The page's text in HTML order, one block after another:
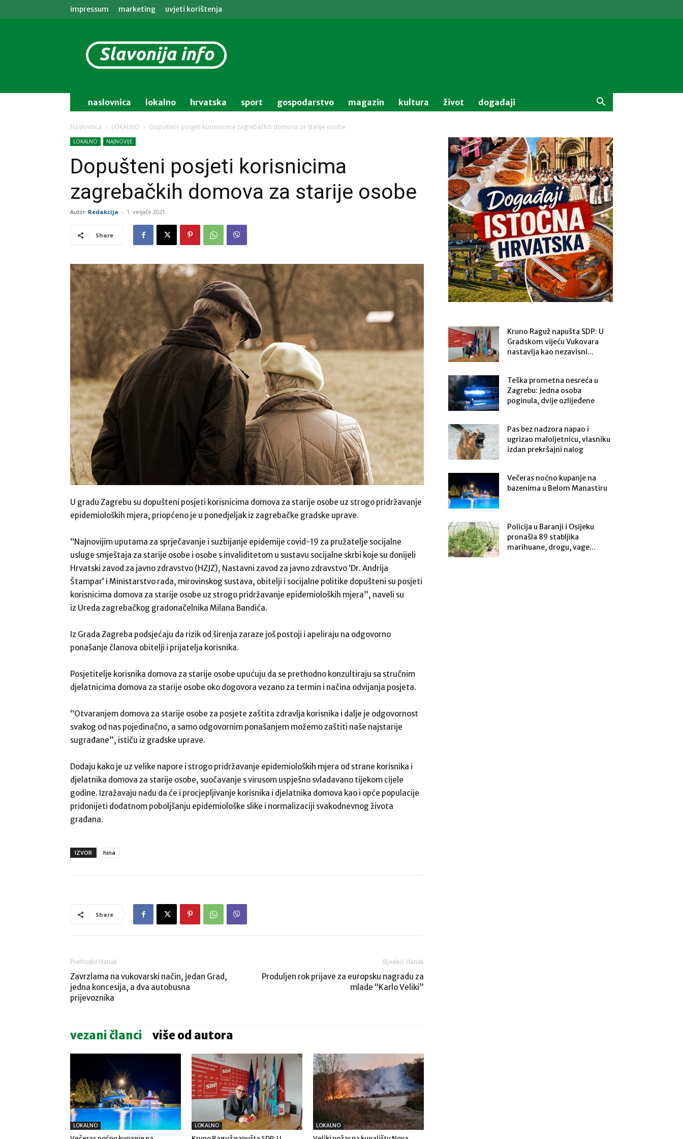
impressum marketing uvjeti korištenja
info
naslovnica lokalno hrvatska sport gospodarstvo magazin kultura život događaji
Naslovnica LOKALNO Dopušteni posjeti korisnicima zagrebačkih domova za starije osobe
LOKALNO NAJNOVIJE
Dopušteni posjeti korisnicima
zagrebačkih domova za starije osobe
Autor Redakcija - 1. veljače 2021.
Share
U gradu Zagrebu su dopušteni posjeti korisnicima domova za starije osobe uz strogo pridržavanje
epidemioloških mjera, priopćeno je u ponedjeljak iz zagrebačke gradske uprave.
“Najnovijim uputama za sprječavanje i suzbijanje epidemije covid-19 za pružatelje socijalne
usluge smještaja za starije osobe i osobe s invaliditetom u sustavu socijalne skrbi koje su donijeli
Hrvatski zavod za javno zdravstvo (HZJZ), Nastavni zavod za javno zdravstvo ‘Dr. Andrija
Štampar’ i Ministarstvo rada, mirovinskog sustava, obitelji i socijalne politike dopušteni su posjeti
korisnicima domova za starije osobe uz strogo pridržavanje epidemioloških mjera”, naveli su
iz Ureda zagrebačkog gradonačelnika Milana Bandića.
Iz Grada Zagreba podsjećaju da rizik od širenja zaraze još postoji i apeliraju na odgovorno
ponašanje članova obitelji i prijatelja korisnika.
Posjetitelje korisnika domova za starije osobe upućuju da se prethodno konzultiraju sa stručnim
djelatnicima domova za starije osobe oko dogovora vezano za termin i načina odvijanja posjeta.
“Otvaranjem domova za starije osobe za posjete zaštita zdravlja korisnika i dalje je odgovornost
svakog od nas pojedinačno, a samo odgovornim ponašanjem možemo zaštiti naše najstarije
sugrađane”, ističu iz gradske uprave.
Dodaju kako je uz velike napore i strogo pridržavanje epidemioloških mjera od strane korisnika i
djelatnika domova za starije osobe, suočavanje s virusom uspješno svladavano tijekom cijele
godine. Izražavaju nadu da će i procjepljivanje korisnika i djelatnika domova kao i opće populacije
pridonijeti dodatnom poboljšanju epidemiološke slike i normalizaciji svakodnevnog života
građana.
IZVOR hina
Share
Prethodni članak
Zavrzlama na vukovarski način, jedan Grad,
jedna koncesija, a dva autobusna
prijevoznika
Sljedeći članak
Produljen rok prijave za europsku nagradu za
mlade “Karlo Veliki”
vezani članci više od autora
LOKALNO LOKALNO LOKALNO
Kruno Raguž napušta SDP: U
Gradskom vijeću Vukovara
nastavlja kao nezavisni...
Teška prometna nesreća u
Zagrebu: Jedna osoba
poginula, dvije ozlijeđene
Pas bez nadzora napao i
ugrizao maloljetnicu, vlasniku
izdan prekršajni nalog
Večeras noćno kupanje na
bazenima u Belom Manastiru
Policija u Baranji i Osijeku
pronašla 89 stabljika
marihuane, drogu, vage...